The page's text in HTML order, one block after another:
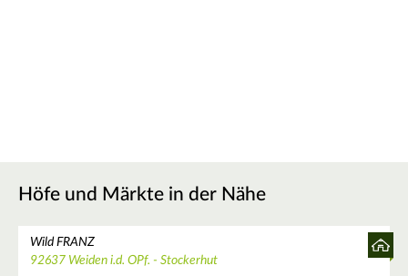
Höfe und Märkte in der Nähe
Wild FRANZ
92637 Weiden i.d. OPf. - Stockerhut